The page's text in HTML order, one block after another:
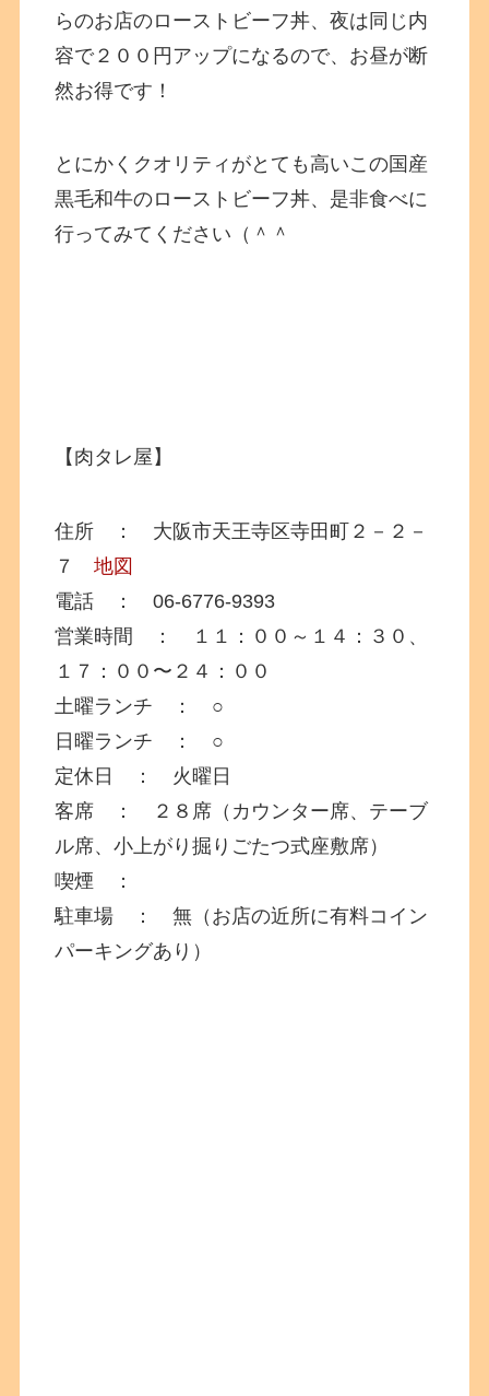
らのお店のローストビーフ丼、夜は同じ内
容で２００円アップになるので、お昼が断
然お得です！
とにかくクオリティがとても高いこの国産
黒毛和牛のローストビーフ丼、是非食べに
行ってみてください（＾＾
【肉タレ屋】
住所 ： 大阪市天王寺区寺田町２－２－
７地図
電話 ： 06-6776-9393
営業時間 ： １１：００～１４：３０、
１７：００〜２４：００
土曜ランチ ： ○
日曜ランチ ： ○
定休日 ： 火曜日
客席 ： ２８席（カウンター席、テーブ
ル席、小上がり掘りごたつ式座敷席）
喫煙 ：
駐車場 ： 無（お店の近所に有料コイン
パーキングあり）